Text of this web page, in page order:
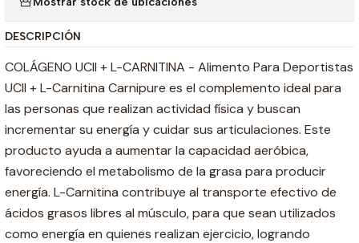
DESCRIPCIÓN
COLÁGENO UCII + L-CARNITINA - Alimento Para Deportistas
UCII + L-Carnitina Carnipure es el complemento ideal para
las personas que realizan actividad física y buscan
incrementar su energía y cuidar sus articulaciones. Este
producto ayuda a aumentar la capacidad aeróbica,
favoreciendo el metabolismo de la grasa para producir
energía. L-Carnitina contribuye al transporte efectivo de
ácidos grasos libres al músculo, para que sean utilizados
como energía en quienes realizan ejercicio, logrando